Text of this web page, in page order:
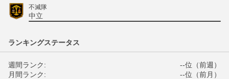
不滅隊
中立
ランキングステータス
週間ランク:
--位（前週）
月間ランク:
--位（前月）